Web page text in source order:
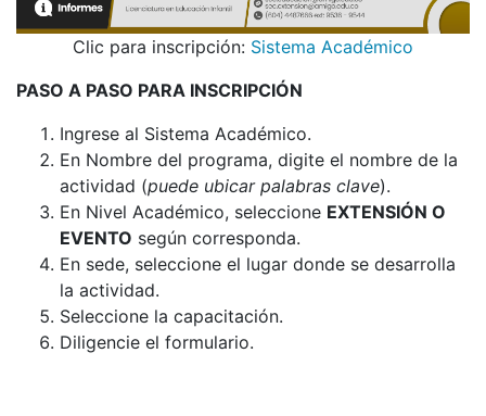
Clic para inscripción: Sistema Académico
PASO A PASO PARA INSCRIPCIÓN
Ingrese al Sistema Académico.
En Nombre del programa, digite el nombre de la
actividad (puede ubicar palabras clave).
En Nivel Académico, seleccione EXTENSIÓN O
EVENTO según corresponda.
En sede, seleccione el lugar donde se desarrolla
la actividad.
Seleccione la capacitación.
Diligencie el formulario.